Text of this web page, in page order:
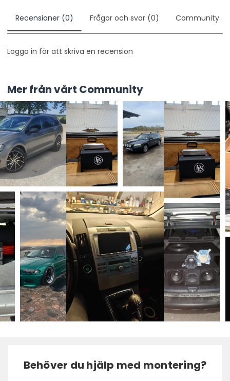
Recensioner (0) Frågor och svar (0) Community
Logga in för att skriva en recension
Mer från vårt Community
Behöver du hjälp med montering?